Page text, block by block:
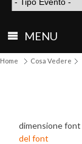
MENU
Home Cosa Vedere
dimensione font
del font